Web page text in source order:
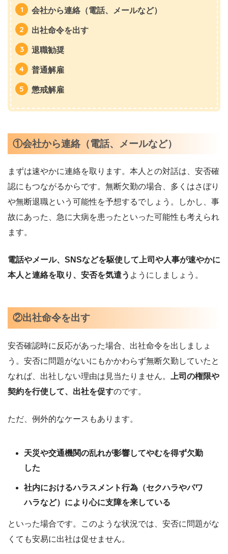
会社から連絡（電話、メールなど）
出社命令を出す
退職勧奨
普通解雇
懲戒解雇
①会社から連絡（電話、メールなど）
まずは速やかに連絡を取ります。本人との対話は、安否確
認にもつながるからです。無断欠勤の場合、多くはさぼり
や無断退職という可能性を予想するでしょう。しかし、事
故にあった、急に大病を患ったといった可能性も考えられ
ます。
電話やメール、SNSなどを駆使して上司や人事が速やかに
本人と連絡を取り、安否を気遣う ようにしましょう。
②出社命令を出す
安否確認時に反応があった場合、出社命令を出しましょ
う。安否に問題がないにもかかわらず無断欠勤していたと
なれば、出社しない理由は見当たりません。
上司の権限や
契約を行使して、出社を促すのです。
ただ、例外的なケースもあります。
天災や交通機関の乱れが影響してやむを得ず欠勤
した
社内におけるハラスメント行為（セクハラやパワ
ハラなど）により心に支障を来している
といった場合です。このような状況では、安否に問題がな
くても安易に出社は促せません。